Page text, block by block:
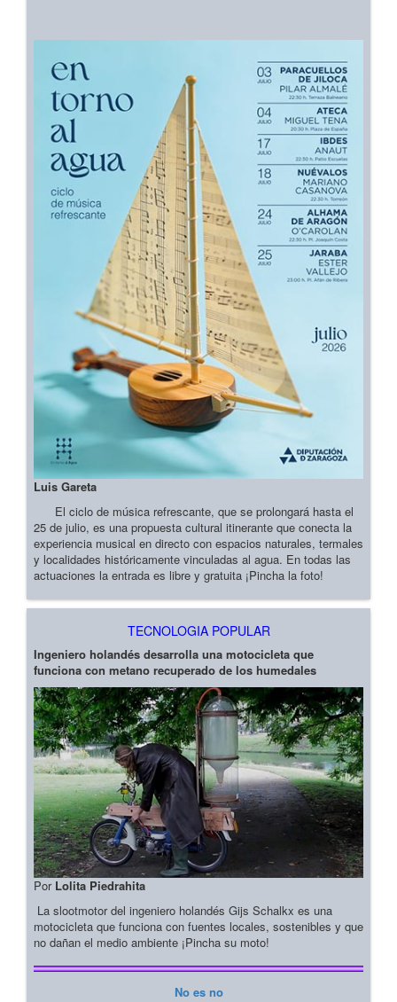
Luis Gareta
El ciclo de música refrescante, que se prolongará hasta el
25 de julio, es una propuesta cultural itinerante que conecta la
experiencia musical en directo con espacios naturales, termales
y localidades históricamente vinculadas al agua. En todas las
actuaciones la entrada es libre y gratuita ¡Pincha la foto!
TECNOLOGIA POPULAR
Ingeniero holandés desarrolla una motocicleta que
funciona con metano recuperado de los humedales
Por Lolita Piedrahita
La slootmotor del ingeniero holandés Gijs Schalkx es una
motocicleta que funciona con fuentes locales, sostenibles y que
no dañan el medio ambiente ¡Pincha su moto!
No es no